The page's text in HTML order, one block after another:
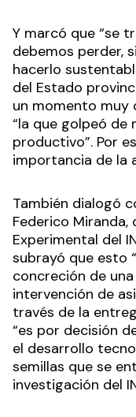
Y marcó que “se
debemos perder,
hacerlo
del Estado
un momento muy
“la que golpeó de
productivo”. Por
importancia de la
También dialogó
Federico
Experimental del
subrayó que esto
concreción de
intervención de
través de la
“es por decisión
el desarrollo
semillas que se
investigación del